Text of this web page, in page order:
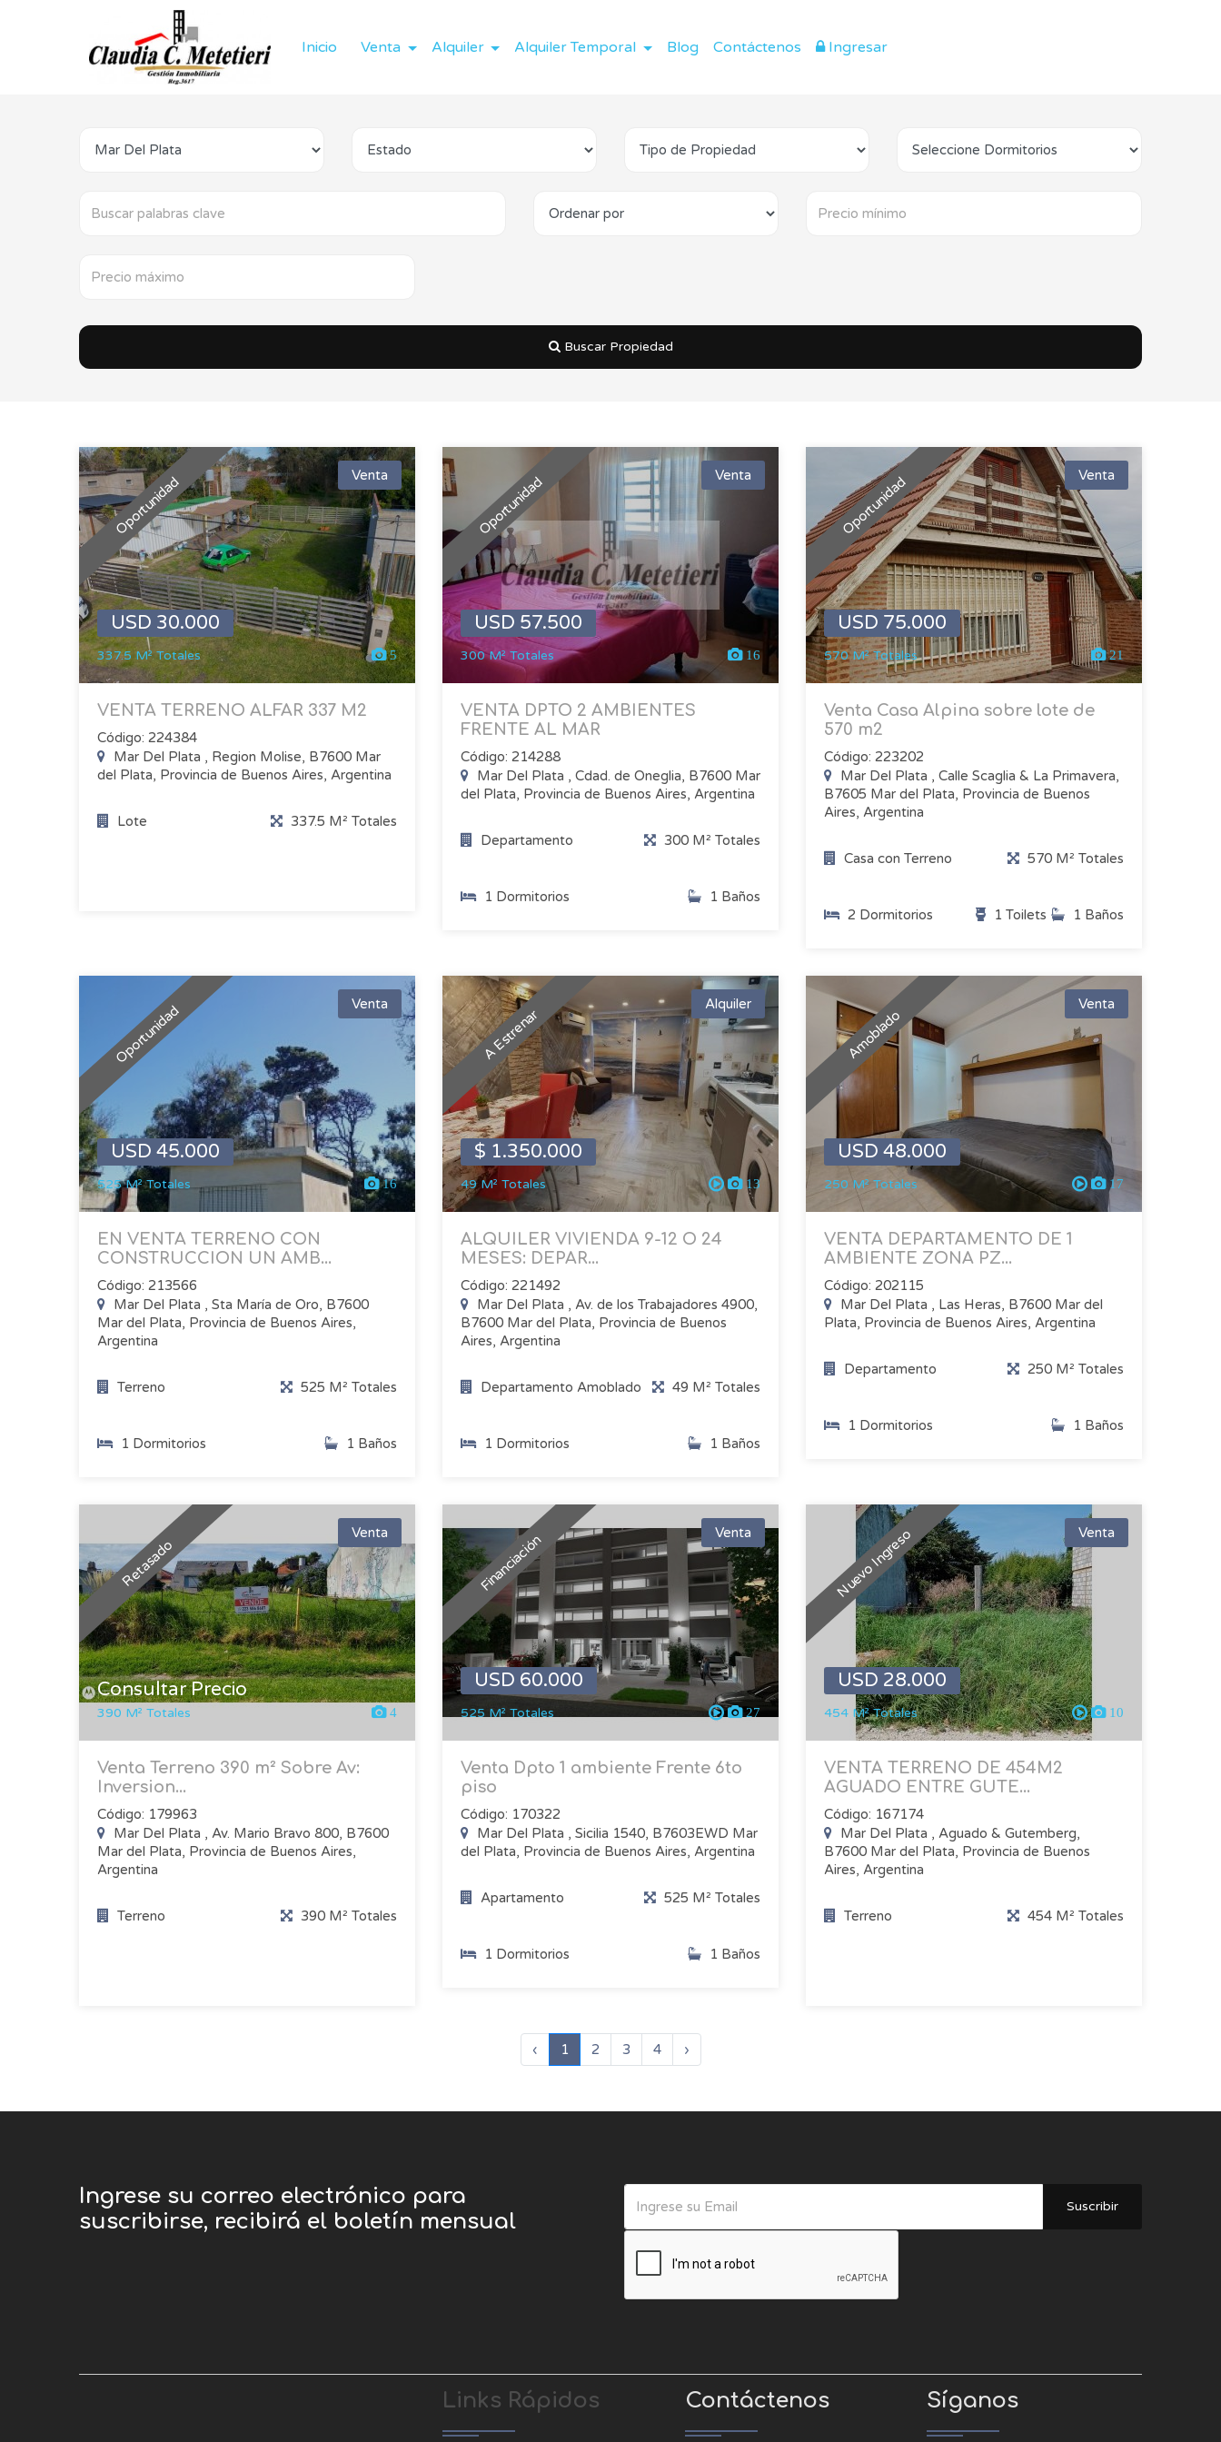
Inicio Venta Alquiler Alquiler Temporal Blog Contáctenos Ingresar
Buscar Propiedad
Oportunidad Venta
USD 30.000
337.5 M² Totales 5
VENTA TERRENO ALFAR 337 M2
Código: 224384
Mar Del Plata , Region Molise, B7600 Mar
del Plata, Provincia de Buenos Aires, Argentina
Lote 337.5 M² Totales
Oportunidad Venta
USD 57.500
300 M² Totales 16
VENTA DPTO 2 AMBIENTES
FRENTE AL MAR
Código: 214288
Mar Del Plata , Cdad. de Oneglia, B7600 Mar
del Plata, Provincia de Buenos Aires, Argentina
Departamento 300 M² Totales
1 Dormitorios 1 Baños
Oportunidad Venta
USD 75.000
570 M² Totales 21
Venta Casa Alpina sobre lote de
570 m2
Código: 223202
Mar Del Plata , Calle Scaglia & La Primavera,
B7605 Mar del Plata, Provincia de Buenos
Aires, Argentina
Casa con Terreno 570 M² Totales
2 Dormitorios 1 Baños
1 Toilets
Oportunidad Venta
USD 45.000
525 M² Totales 16
EN VENTA TERRENO CON
CONSTRUCCION UN AMB...
Código: 213566
Mar Del Plata , Sta María de Oro, B7600
Mar del Plata, Provincia de Buenos Aires,
Argentina
Terreno 525 M² Totales
1 Dormitorios 1 Baños
A Estrenar
Alquiler
$ 1.350.000
49 M² Totales 13
ALQUILER VIVIENDA 9-12 O 24
MESES: DEPAR...
Código: 221492
Mar Del Plata , Av. de los Trabajadores 4900,
B7600 Mar del Plata, Provincia de Buenos
Aires, Argentina
Departamento Amoblado 49 M² Totales
1 Dormitorios 1 Baños
Amoblado
Venta
USD 48.000
250 M² Totales 17
VENTA DEPARTAMENTO DE 1
AMBIENTE ZONA PZ...
Código: 202115
Mar Del Plata , Las Heras, B7600 Mar del
Plata, Provincia de Buenos Aires, Argentina
Departamento 250 M² Totales
1 Dormitorios 1 Baños
Retasado
Venta
Consultar Precio
390 M² Totales 4
Venta Terreno 390 m² Sobre Av:
Inversion...
Código: 179963
Mar Del Plata , Av. Mario Bravo 800, B7600
Mar del Plata, Provincia de Buenos Aires,
Argentina
Terreno 390 M² Totales
Financiación Venta
USD 60.000
525 M² Totales 27
Venta Dpto 1 ambiente Frente 6to
piso
Código: 170322
Mar Del Plata , Sicilia 1540, B7603EWD Mar
del Plata, Provincia de Buenos Aires, Argentina
Apartamento 525 M² Totales
1 Dormitorios 1 Baños
Nuevo Ingreso Venta
USD 28.000
454 M² Totales 10
VENTA TERRENO DE 454M2
AGUADO ENTRE GUTE...
Código: 167174
Mar Del Plata , Aguado & Gutemberg,
B7600 Mar del Plata, Provincia de Buenos
Aires, Argentina
Terreno 454 M² Totales
‹ 1 2 3 4 ›
Ingrese su correo electrónico para
suscribirse, recibirá el boletín mensual
Suscribir
Links Rápidos Contáctenos Síganos